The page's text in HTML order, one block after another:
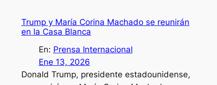
Trump y María Corina Machado se reunirán
en la Casa Blanca
En: Prensa Internacional
Ene 13, 2026
Donald Trump, presidente estadounidense,